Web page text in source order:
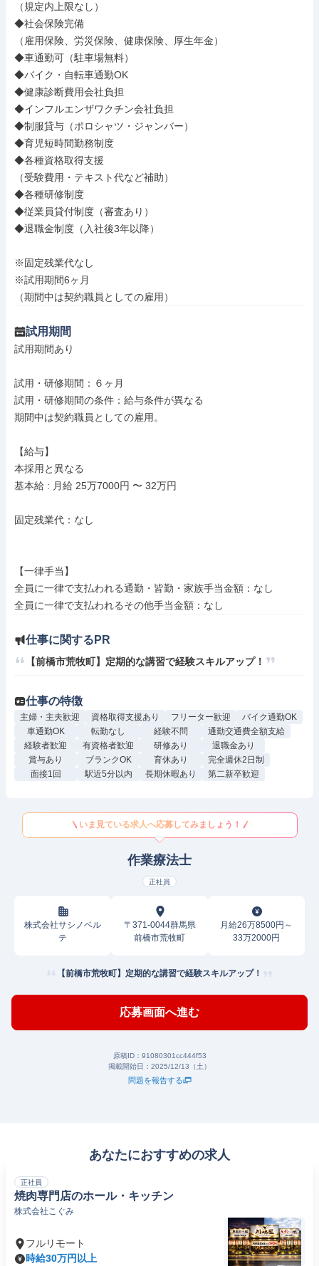
（規定内上限なし）
◆社会保険完備
（雇用保険、労災保険、健康保険、厚生年金）
◆車通勤可（駐車場無料）
◆バイク・自転車通勤OK
◆健康診断費用会社負担
◆インフルエンザワクチン会社負担
◆制服貸与（ポロシャツ・ジャンバー）
◆育児短時間勤務制度
◆各種資格取得支援
（受験費用・テキスト代など補助）
◆各種研修制度
◆従業員貸付制度（審査あり）
◆退職金制度（入社後3年以降）
※固定残業代なし
※試用期間6ヶ月
（期間中は契約職員としての雇用）
試用期間
試用期間あり
試用・研修期間：６ヶ月
試用・研修期間の条件：給与条件が異なる
期間中は契約職員としての雇用。
【給与】
本採用と異なる
基本給 : 月給 25万7000円 〜 32万円
固定残業代：なし
【一律手当】
全員に一律で支払われる通勤・皆勤・家族手当金額：なし
仕事に関するPR
【前橋市荒牧町】定期的な講習で経験スキルアップ！
仕事の特徴
主婦・主夫歓迎 資格取得支援あり フリーター歓迎
バイク通勤OK
車通勤OK
転勤なし 経験不問
通勤交通費全額支給
経験者歓迎
有資格者歓迎 研修あり
退職金あり
賞与あり
ブランクOK 育休あり
完全週休2日制
面接1回
駅近5分以内 長期休暇あり 第二新卒歓迎
いま見ている求人へ応募してみましょう！
作業療法士
正社員
株式会社サシノベル
テ
〒371-0044群馬県
前橋市荒牧町
月給26万8500円～
33万2000円
【前橋市荒牧町】定期的な講習で経験スキルアップ！
応募画面へ進む
原稿ID： 91080301cc444f53
掲載開始日： 2025/12/13（土）
問題を報告する
あなたにおすすめの求人
正社員
焼肉専門店のホール・キッチン
株式会社こぐみ
フルリモート
時給30万円以上